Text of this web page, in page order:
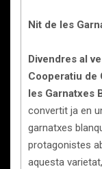
Nit de les
Divendres al
Cooperatiu de
les Garnatxes
convertit ja en
garnatxes
protagonistes
aquesta